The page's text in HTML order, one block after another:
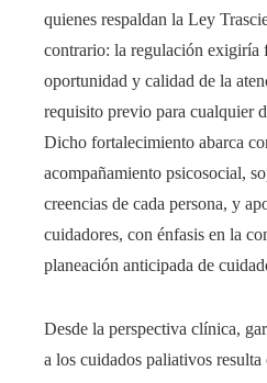
quienes respaldan la Ley
contrario: la regulación exigiría
oportunidad y calidad de la
requisito previo para cualquier
Dicho fortalecimiento abarca
acompañamiento psicosocial,
creencias de cada persona, y
cuidadores, con énfasis en la
planeación anticipada de
Desde la perspectiva clínica,
a los cuidados paliativos